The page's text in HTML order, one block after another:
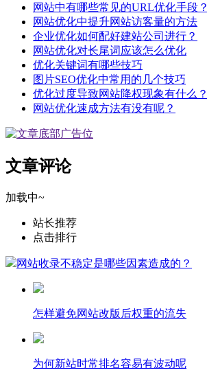
网站中有哪些常见的URL优化手段？
网站优化中提升网站访客量的方法
企业优化如何配好建站公司进行？
网站优化对长尾词应该怎么优化
优化关键词有哪些技巧
图片SEO优化中常用的几个技巧
优化过度导致网站降权现象有什么？
网站优化速成方法有没有呢？
文章评论
加载中~
站长推荐
点击排行
网站收录不稳定是哪些因素造成的？
怎样避免网站改版后权重的流失
为何新站时常排名容易有波动呢